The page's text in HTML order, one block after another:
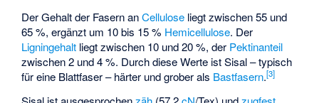
Der Gehalt der Fasern anCellulose liegt zwischen 55 und
65 %, ergänzt um 10 bis 15 % Hemicellulose. Der
Ligningehalt liegt zwischen 10 und 20 %, der Pektinanteil
zwischen 2 und 4 %. Durch diese Werte ist Sisal – typisch
für eine Blattfaser – härter und grober als Bastfasern.[3]